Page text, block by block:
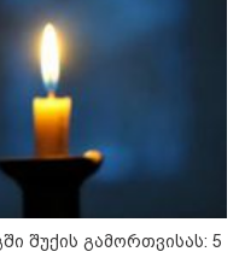
ტაძრიდან არ მოხდეს,
ისეთი
უნდა ავუხსნათ,
არ დაიბადოს" -
08-2026
წინ ჩადენილი
5-ჯერ შეცვლილი
4-ჯერ თავიდან
საქმე... მადლობა
მათ გარეშე ეს
შუქის გამორთვისას: 5